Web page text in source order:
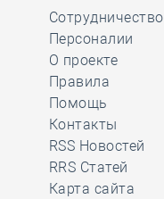
Сотрудничество
Персоналии
О проекте
Правила
Помощь
Контакты
RSS Новостей
RRS Статей
Карта сайта